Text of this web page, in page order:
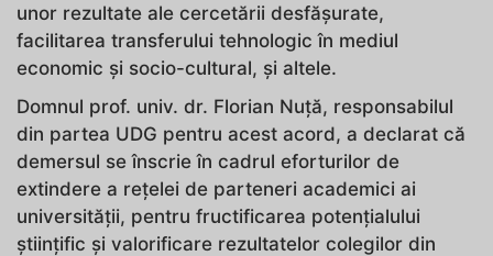
unor rezultate ale cercetării desfășurate,
facilitarea transferului tehnologic în mediul
economic și socio-cultural, și altele.
Domnul prof. univ. dr. Florian Nuță, responsabilul
din partea UDG pentru acest acord, a declarat că
demersul se înscrie în cadrul eforturilor de
extindere a rețelei de parteneri academici ai
universității, pentru fructificarea potențialului
științific și valorificare rezultatelor colegilor din